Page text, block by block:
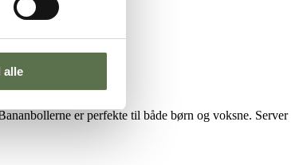
alle
er perfekte til både børn og voksne. Server